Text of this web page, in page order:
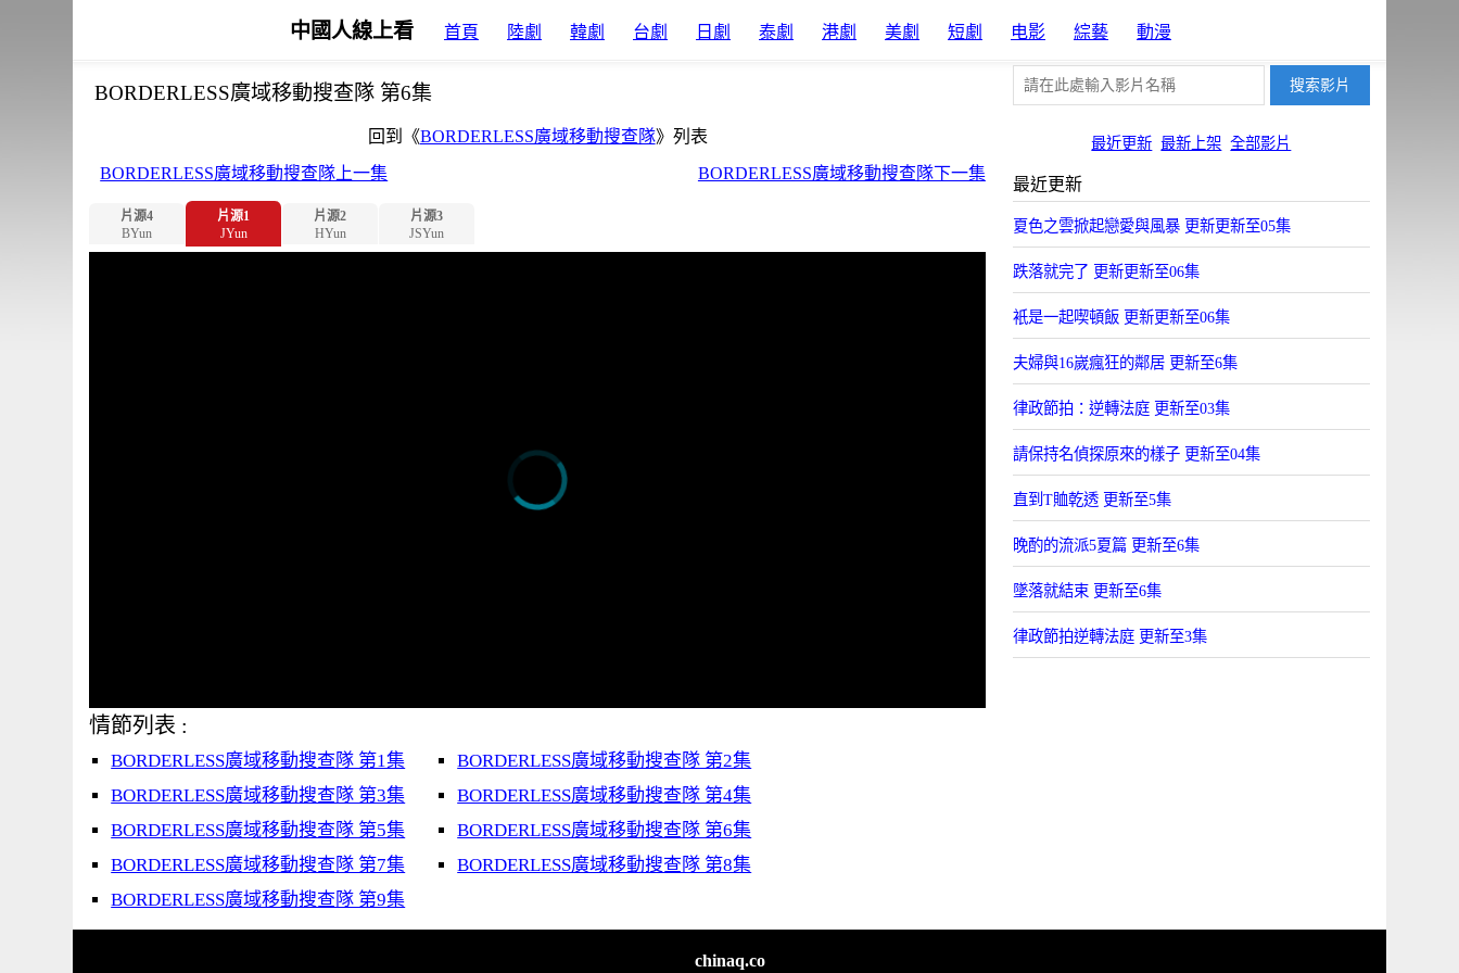
中國人線上看 首頁 陸劇 韓劇 台劇 日劇 泰劇 港劇 美劇 短劇 电影 綜藝 動漫
最近更新 最新上架 全部影片
BORDERLESS廣域移動搜查隊 第6集
回到《BORDERLESS廣域移動搜查隊》列表
BORDERLESS廣域移動搜查隊上一集
BORDERLESS廣域移動搜查隊下一集
片源4
BYun
片源1
JYun
片源2
HYun
片源3
JSYun
情節列表 :
BORDERLESS廣域移動搜查隊 第1集
BORDERLESS廣域移動搜查隊 第2集
BORDERLESS廣域移動搜查隊 第3集
BORDERLESS廣域移動搜查隊 第4集
BORDERLESS廣域移動搜查隊 第5集
BORDERLESS廣域移動搜查隊 第6集
BORDERLESS廣域移動搜查隊 第7集
BORDERLESS廣域移動搜查隊 第8集
BORDERLESS廣域移動搜查隊 第9集
最近更新
夏色之雲掀起戀愛與風暴 更新更新至05集
跌落就完了 更新更新至06集
衹是一起喫頓飯 更新更新至06集
夫婦與16嵗瘋狂的鄰居 更新至6集
律政節拍：逆轉法庭 更新至03集
請保持名偵探原來的樣子 更新至04集
直到T賉乾透 更新至5集
晚酌的流派5夏篇 更新至6集
墜落就結束 更新至6集
律政節拍逆轉法庭 更新至3集
chinaq.co